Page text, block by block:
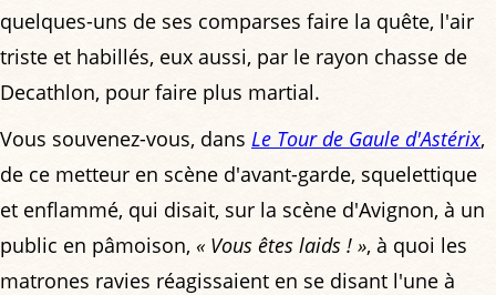
quelques-uns de ses comparses faire la quête, l'air
triste et habillés, eux aussi, par le rayon chasse de
Decathlon, pour faire plus martial.
Vous souvenez-vous, dans Le Tour de Gaule d'Astérix,
de ce metteur en scène d'avant-garde, squelettique
et enflammé, qui disait, sur la scène d'Avignon, à un
public en pâmoison, « Vous êtes laids ! », à quoi les
matrones ravies réagissaient en se disant l'une à